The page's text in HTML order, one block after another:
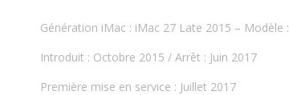
Génération iMac : iMac 27 Late 2015 – Modèle
Introduit : Octobre 2015 / Arrêt : Juin 2017
Première mise en service : Juillet 2017